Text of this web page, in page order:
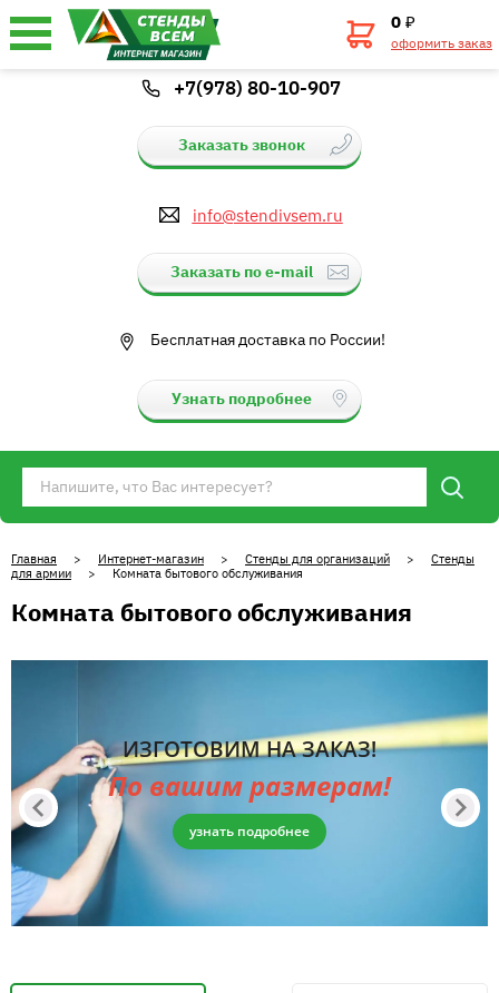
0₽
оформить заказ
+7(978) 80-10-907
Заказать звонок
info@stendivsem.ru
Заказать по e-mail
Бесплатная доставка по России!
Узнать подробнее
Главная > Интернет-магазин > Стенды для организаций > Стенды
для армии > Комната бытового обслуживания
Комната бытового обслуживания
ИЗГОТОВИМ НА ЗАКАЗ!
По вашим размерам!
узнать подробнее